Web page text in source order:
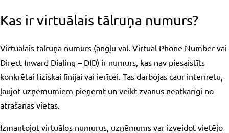
Kas ir virtuālais tālruņa numurs?
Virtuālais tālruņa numurs (angļu val. Virtual Phone Number vai
Direct Inward Dialing – DID) ir numurs, kas nav piesaistīts
konkrētai fiziskai līnijai vai ierīcei. Tas darbojas caur internetu,
ļaujot uzņēmumiem pieņemt un veikt zvanus neatkarīgi no
atrašanās vietas.
Izmantojot virtuālos numurus, uzņēmums var izveidot vietējo